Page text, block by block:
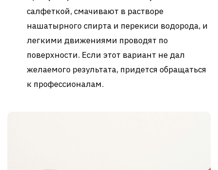
салфеткой, смачивают в растворе
нашатырного спирта и перекиси водорода, и
легкими движениями проводят по
поверхности. Если этот вариант не дал
желаемого результата, придется обращаться
к профессионалам.